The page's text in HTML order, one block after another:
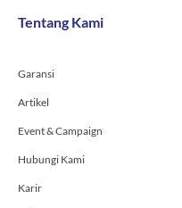
o
o
f
g
r
Tentang Kami
Garansi
Artikel
Event & Campaign
Hubungi Kami
Karir